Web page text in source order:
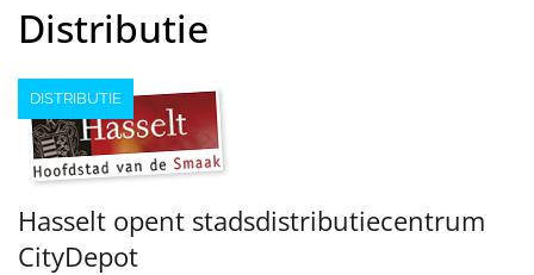
Distributie
DISTRIBUTIE
Hasselt opent stadsdistributiecentrum
CityDepot